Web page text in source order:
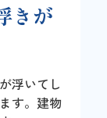
きが
浮いてし
す。建物